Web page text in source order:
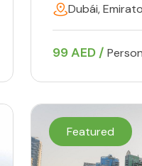
Dubái,
99 AED /
Featured